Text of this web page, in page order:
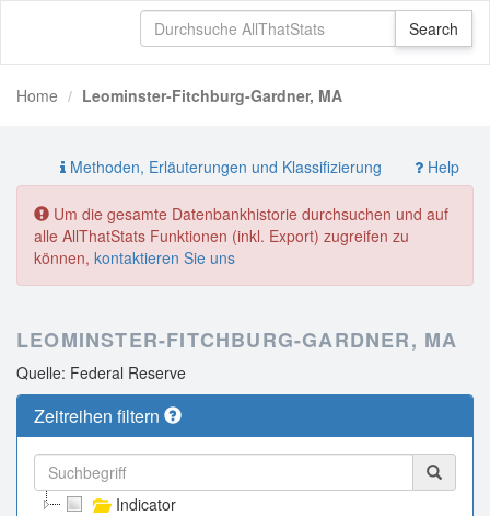
Home Leominster-Fitchburg-Gardner, MA
Methoden, Erläuterungen und Klassifizierung Help
Um die gesamte Datenbankhistorie durchsuchen und auf
alle AllThatStats Funktionen (inkl. Export) zugreifen zu
können, kontaktieren Sie uns
LEOMINSTER-FITCHBURG-GARDNER, MA
Quelle: Federal Reserve
Zeitreihen filtern
Indicator